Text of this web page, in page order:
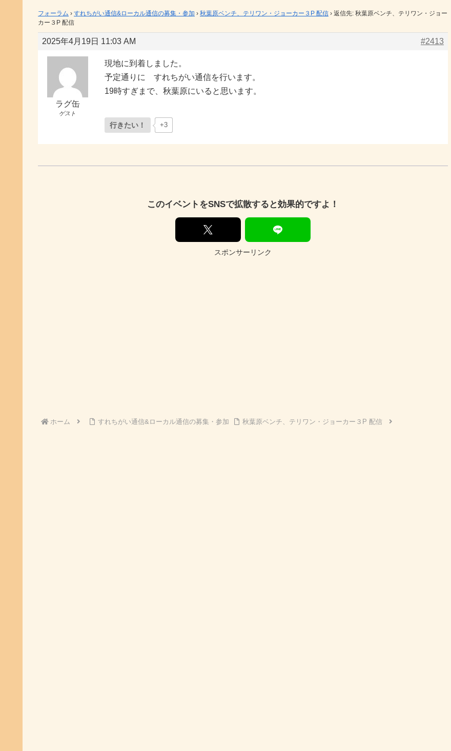
フォーラム › すれちがい通信&ローカル通信の募集・参加 › 秋葉原ベンチ、テリワン・ジョーカー３P 配信 › 返信先: 秋葉原ベンチ、テリワン・ジョー
カー３P 配信
2025年4月19日 11:03 AM #2413
ラグ缶
ゲスト
現地に到着しました。
予定通りに すれちがい通信を行います。
19時すぎまで、秋葉原にいると思います。
行きたい！ +3
このイベントをSNSで拡散すると効果的ですよ！
スポンサーリンク
ホーム すれちがい通信&ローカル通信の募集・参加 秋葉原ベンチ、テリワン・ジョーカー３P 配信